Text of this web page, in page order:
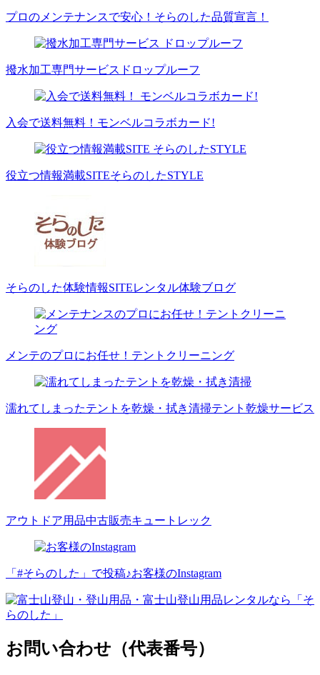
プロのメンテナンスで安心！ そらのした品質宣言！
撥水加工専門サービス ドロップルーフ
入会で送料無料！ モンベルコラボカード!
役立つ情報満載SITEそらのしたSTYLE
そらのした体験情報SITEレンタル体験ブログ
メンテのプロにお任せ！ テントクリーニング
濡れてしまったテントを乾燥・拭き清掃テント乾燥サービス
アウトドア用品中古販売キュートレック
「#そらのした」で投稿♪お客様のInstagram
お問い合わせ（代表番号）